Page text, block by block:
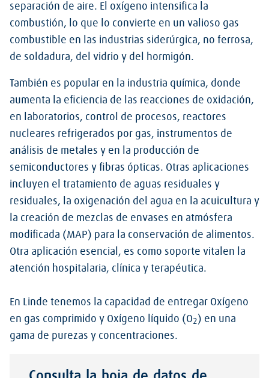
separación de aire. El oxígeno intensifica la
combustión, lo que lo convierte en un valioso gas
combustible en las industrias siderúrgica, no ferrosa,
de soldadura, del vidrio y del hormigón.
También es popular en la industria química, donde
aumenta la eficiencia de las reacciones de oxidación,
en laboratorios, control de procesos, reactores
nucleares refrigerados por gas, instrumentos de
análisis de metales y en la producción de
semiconductores y fibras ópticas. Otras aplicaciones
incluyen el tratamiento de aguas residuales y
residuales, la oxigenación del agua en la acuicultura y
la creación de mezclas de envases en atmósfera
modificada (MAP) para la conservación de alimentos.
Otra aplicación esencial, es como soporte vitalen la
atención hospitalaria, clínica y terapéutica.
En Linde tenemos la capacidad de entregar Oxígeno
en gas comprimido y Oxígeno líquido (O2 ) en una
gama de purezas y concentraciones.